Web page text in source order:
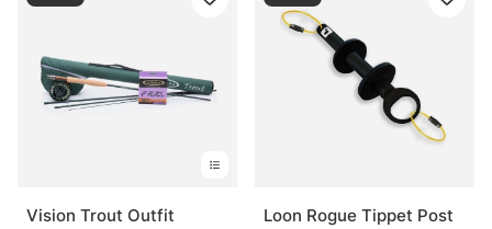
Vision Trout Outfit
Loon Rogue Tippet Post